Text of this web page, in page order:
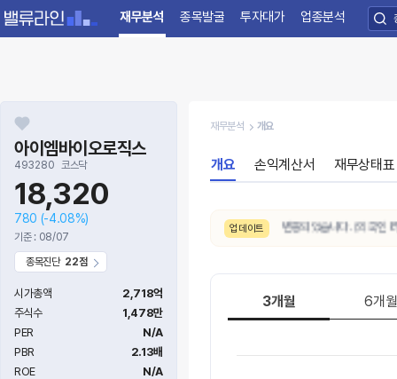
재무분석 종목발굴 투자대가 업종분석
아이엠바이오로직스
493280 코스닥
18,320
780 (-4.08%)
기준 : 08/07
종목진단 22점
시가총액
2,718억
주식수
1,478만
PER
N/A
PBR
2.13배
ROE
N/A
재무분석 개요
개요 손익계산서 재무상태표
업데이트
약함 → 보통 으로 변동되었습니다. (외국인 8일
3개월 6개월